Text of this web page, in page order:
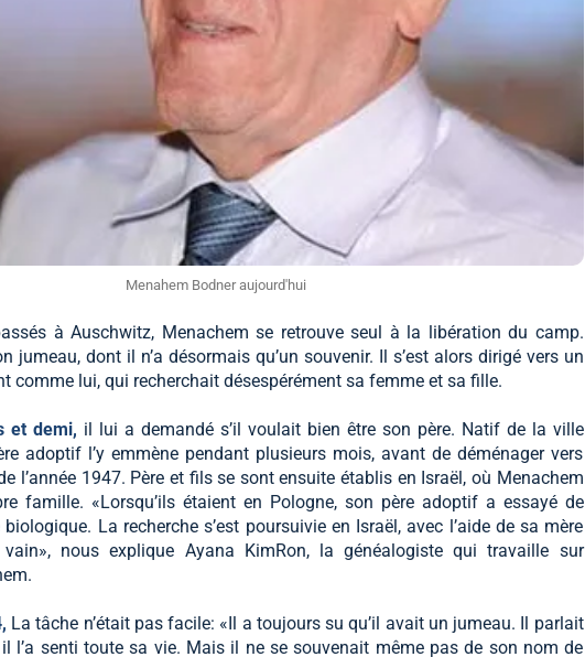
Menahem Bodner aujourd'hui
à Auschwitz, Menachem se retrouve seul à la libération du camp.
jumeau, dont il n’a désormais qu’un souvenir. Il s’est alors dirigé vers un
comme lui, qui recherchait désespérément sa femme et sa fille.
et demi, il lui a demandé s’il voulait bien être son père. Natif de la ville
adoptif l’y emmène pendant plusieurs mois, avant de déménager vers
l’année 1947. Père et fils se sont ensuite établis en Israël, où Menachem
famille. «Lorsqu’ils étaient en Pologne, son père adoptif a essayé de
La recherche s’est poursuivie en Israël, avec l’aide de sa mère
nous explique Ayana KimRon, la généalogiste qui travaille sur
La tâche n’était pas facile: «Il a toujours su qu’il avait un jumeau. Il parlait
l’a senti toute sa vie. Mais il ne se souvenait même pas de son nom de